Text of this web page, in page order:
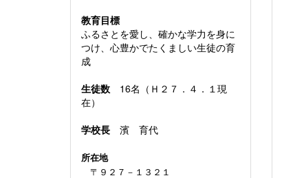
教育目標
ふるさとを愛し、確かな学力を身に
つけ、心豊かでたくましい生徒の育
成
生徒数 16名（Ｈ２７．４．１現
在）
学校長 濱 育代
所在地
〒９２７－１３２１